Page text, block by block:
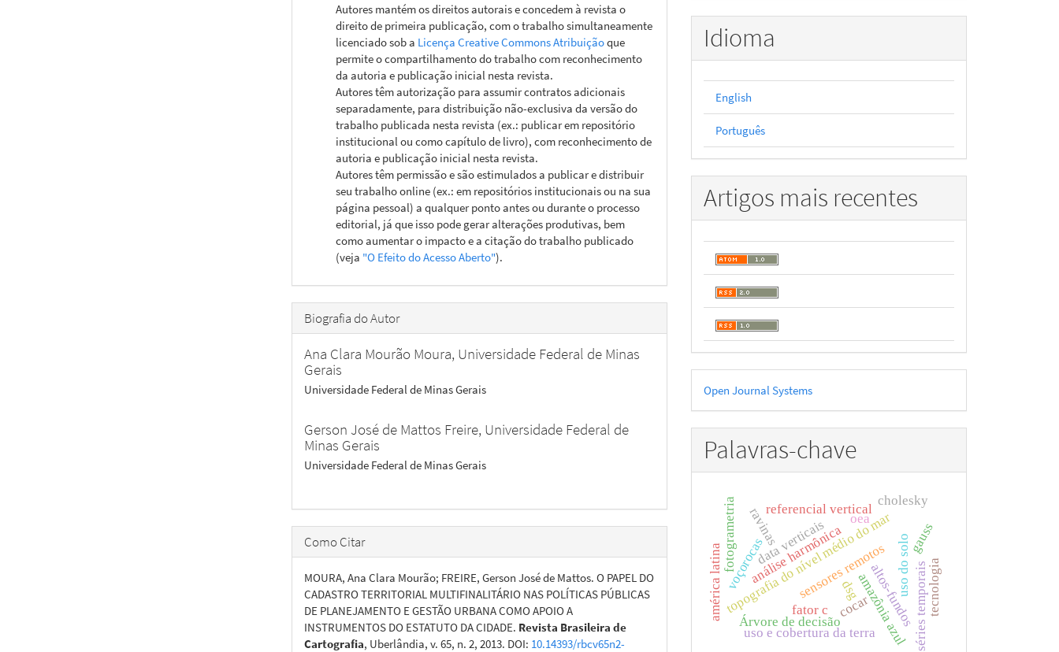
Autores mantém os direitos autorais e concedem à revista o
direito de primeira publicação, com o trabalho simultaneamente
licenciado sob a Licença Creative Commons Atribuiçãoque
permite o compartilhamento do trabalho com reconhecimento
da autoria e publicação inicial nesta revista.
Autores têm autorização para assumir contratos adicionais
separadamente, para distribuição não-exclusiva da versão do
trabalho publicada nesta revista (ex.: publicar em repositório
institucional ou como capítulo de livro), com reconhecimento de
autoria e publicação inicial nesta revista.
Autores têm permissão e são estimulados a publicar e distribuir
seu trabalho online (ex.: em repositórios institucionais ou na sua
página pessoal) a qualquer ponto antes ou durante o processo
editorial, já que isso pode gerar alterações produtivas, bem
como aumentar o impacto e a citação do trabalho publicado
(veja "O Efeito do Acesso Aberto").
Biografia do Autor
Ana Clara Mourão Moura, Universidade Federal de Minas
Gerais
Universidade Federal de Minas Gerais
Gerson José de Mattos Freire, Universidade Federal de
Minas Gerais
Universidade Federal de Minas Gerais
Como Citar
MOURA, Ana Clara Mourão; FREIRE, Gerson José de Mattos. O PAPEL DO
CADASTRO TERRITORIAL MULTIFINALITÁRIO NAS POLÍTICAS PÚBLICAS
DE PLANEJAMENTO E GESTÃO URBANA COMO APOIO A
INSTRUMENTOS DO ESTATUTO DA CIDADE. Revista Brasileira de
Cartografia, Uberlândia, v. 65, n. 2, 2013. DOI: 10.14393/rbcv65n2-
Idioma
English
Português
Artigos mais recentes
Desenvolvido
por
Open Journal Systems
Palavras-chave
data verticais
topografia do nível médio do mar
amazônia azul
voçorocas
ravinas
uso do solo
Árvore de decisão
uso e cobertura da terra
análise harmônica
referencial vertical
séries temporais
sensores remotosaltos-fundos
fotogrametria
cocar
dsg
fator c
gauss
cholesky
tecnologia
américa latina
oea